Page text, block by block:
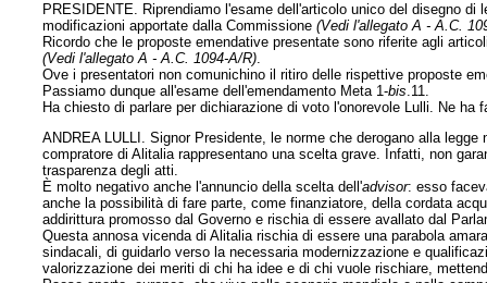
PRESIDENTE. Riprendiamo l'esame dell'articolo unico del disegno di
modificazioni apportate dalla Commissione(Vedi l'allegato A - A.C.
Ricordo che le proposte emendative presentate sono riferite agli
(Vedi l'allegato A - A.C. 1094-A/R).
Ove i presentatori non comunichino il ritiro delle rispettive proposte
Passiamo dunque all'esame dell'emendamento Meta 1-bis.11.
Ha chiesto di parlare per dichiarazione di voto l'onorevole Lulli. Ne ha
ANDREA LULLI. Signor Presidente, le norme che derogano alla
compratore di Alitalia rappresentano una scelta grave. Infatti, non
trasparenza degli atti.
È molto negativo anche l'annuncio della scelta dell'advisor: esso
anche la possibilità di fare parte, come finanziatore, della cordata
addirittura promosso dal Governo e rischia di essere avallato dal
Questa annosa vicenda di Alitalia rischia di essere una parabola
sindacali, di guidarlo verso la necessaria modernizzazione e
valorizzazione dei meriti di chi ha idee e di chi vuole rischiare,